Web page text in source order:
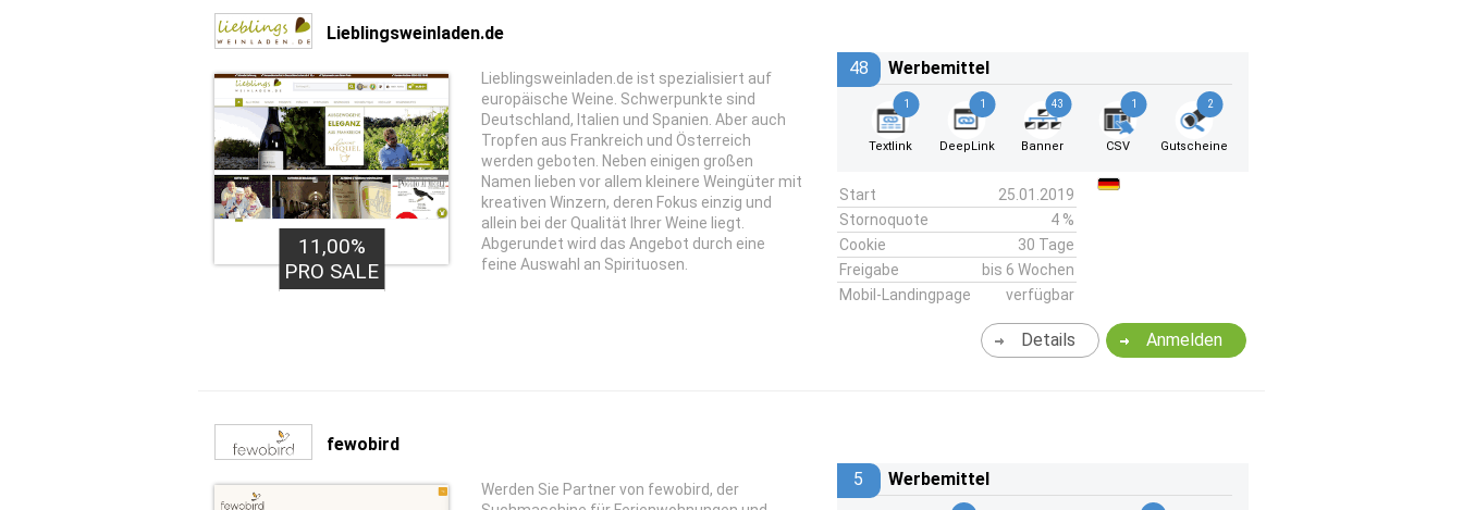
Lieblingsweinladen.de
11,00%
PRO SALE
Lieblingsweinladen.de ist spezialisiert auf
europäische Weine. Schwerpunkte sind
Deutschland, Italien und Spanien. Aber auch
Tropfen aus Frankreich und Österreich
werden geboten. Neben einigen großen
Namen lieben vor allem kleinere Weingüter mit
kreativen Winzern, deren Fokus einzig und
allein bei der Qualität Ihrer Weine liegt.
Abgerundet wird das Angebot durch eine
feine Auswahl an Spirituosen.
48 Werbemittel
1
Textlink
1
DeepLink
43
Banner
1
CSV
2
Gutscheine
Start
25.01.2019
Stornoquote
4 %
Cookie
30 Tage
Freigabe
bis 6 Wochen
Mobil-Landingpage
verfügbar
Anmelden
Details
fewobird
Werden Sie Partner von fewobird, der
5 Werbemittel